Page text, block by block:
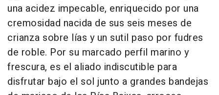
una acidez impecable, enriquecido por una
cremosidad nacida de sus seis meses de
crianza sobre lías y un sutil paso por fudres
de roble. Por su marcado perfil marino y
frescura, es el aliado indiscutible para
disfrutar bajo el sol junto a grandes bandejas